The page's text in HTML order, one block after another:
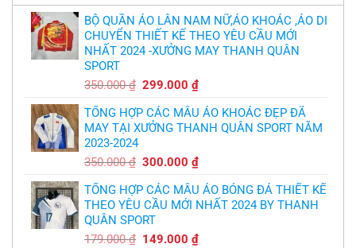
trích
cầu
thủ,
thừa
nhận
sự
thật
chát
bầy
quỷ
nhỏ
và
in
áo
bóng
chuyền
theo
yêu
,thiết
free
BỘ QUẦN ÁO LÂN NAM NỮ,ÁO KHOÁC ,ÁO DI
CHUYỂN THIẾT KẾ THEO YÊU CẦU MỚI
NHẤT 2024 -XƯỞNG MAY THANH QUÂN
SPORT
350.000₫ Giá
là:
350.000 ₫.
299.000₫Giá
tại
là:
TỔNG HỢP CÁC MẪU ÁO KHOÁC ĐẸP ĐÃ
MAY TẠI XƯỞNG THANH QUÂN SPORT NĂM
2023-2024
350.000₫ Giá
là:
350.000 ₫.
300.000₫Giá
tại
là:
TỔNG HỢP CÁC MẪU ÁO BÓNG ĐÁ THIẾT KẾ
THEO YÊU CẦU MỚI NHẤT 2024 BY THANH
QUÂN SPORT
179.000₫ Giá
149.000₫Giá